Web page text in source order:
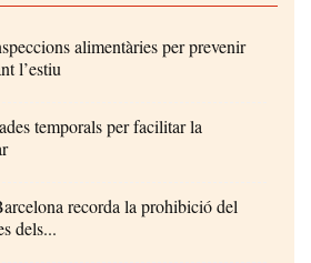
alimentàries per prevenir
l’estiu
temporals per facilitar la
recorda la prohibició del
dels...